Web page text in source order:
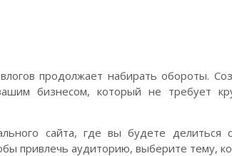
продолжает набирать обороты.
бизнесом, который не требует
сайта, где вы будете делиться
привлечь аудиторию, выберите тему,